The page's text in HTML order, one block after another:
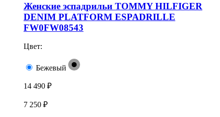
Женские эспадрильи TOMMY HILFIGER
DENIM PLATFORM ESPADRILLE
FW0FW08543
Цвет:
Бежевый
14 490 ₽
7 250 ₽